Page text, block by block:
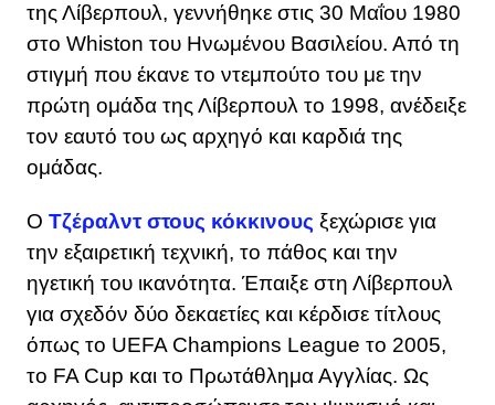
της Λίβερπουλ, γεννήθηκε στις 30 Μαΐου 1980
στο Whiston του Ηνωμένου Βασιλείου. Από τη
στιγμή που έκανε το ντεμπούτο του με την
πρώτη ομάδα της Λίβερπουλ το 1998, ανέδειξε
τον εαυτό του ως αρχηγό και καρδιά της
ομάδας.
Ο Τζέραλντ στους κόκκινους ξεχώρισε για
την εξαιρετική τεχνική, το πάθος και την
ηγετική του ικανότητα. Έπαιξε στη Λίβερπουλ
για σχεδόν δύο δεκαετίες και κέρδισε τίτλους
όπως το UEFA Champions League το 2005,
το FA Cup και το Πρωτάθλημα Αγγλίας. Ως